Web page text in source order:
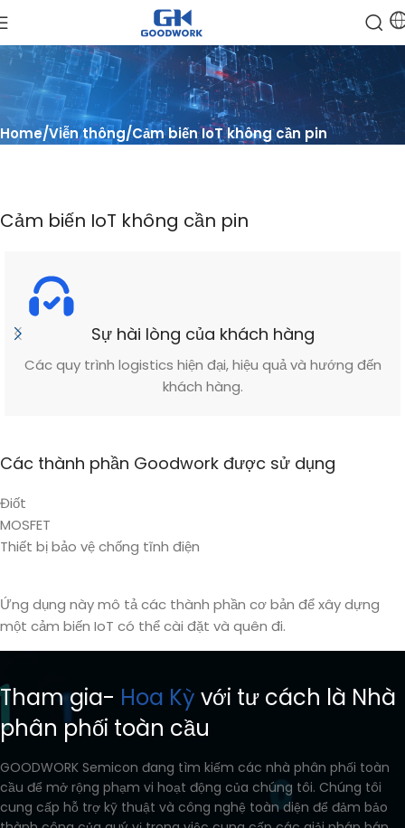
Home Viễn thông Cảm biến IoT không cần pin
Cảm biến IoT không cần pin
Sự hài lòng của khách hàng
Các quy trình logistics hiện đại, hiệu quả và hướng đến
khách hàng.
Các thành phần Goodwork được sử dụng
Điốt
MOSFET
Thiết bị bảo vệ chống tĩnh điện
Ứng dụng này mô tả các thành phần cơ bản để xây dựng
một cảm biến IoT có thể cài đặt và quên đi.
Tham gia- Hoa Kỳ với tư cách là Nhà
phân phối toàn cầu
GOODWORK Semicon đang tìm kiếm các nhà phân phối toàn
cầu để mở rộng phạm vi hoạt động của chúng tôi. Chúng tôi
cung cấp hỗ trợ kỹ thuật và công nghệ toàn diện để đảm bảo